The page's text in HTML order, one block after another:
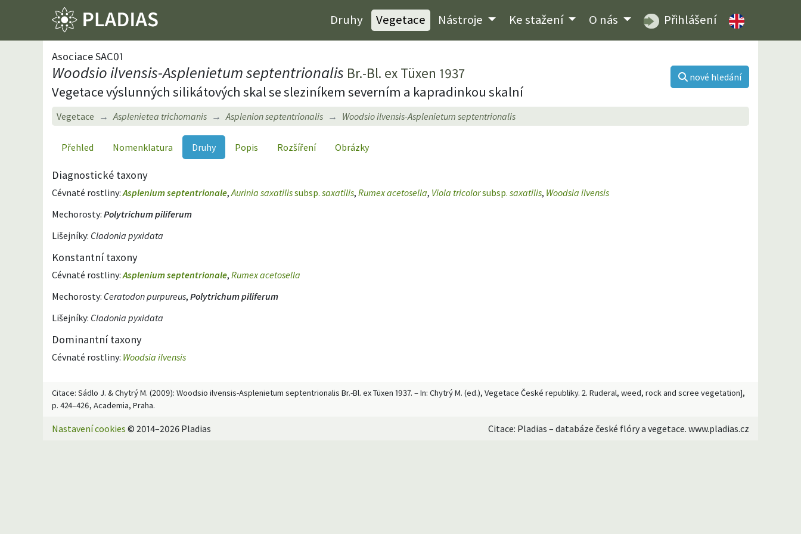
Druhy Vegetace Nástroje Ke stažení O nás Přihlášení
Asociace SAC01
Woodsio ilvensis-Asplenietum septentrionalis Br.-Bl. ex Tüxen 1937
Vegetace výslunných silikátových skal se sleziníkem severním a kapradinkou skalní
nové hledání
Vegetace Asplenietea trichomanis Asplenion septentrionalis Woodsio ilvensis-Asplenietum septentrionalis
Přehled Nomenklatura Druhy Popis Rozšíření Obrázky
Diagnostické taxony
Cévnaté rostliny:Asplenium septentrionale,Aurinia saxatilissubsp. saxatilis, Rumex acetosella, Viola tricolorsubsp. saxatilis, Woodsia ilvensis
Mechorosty: Polytrichum piliferum
Lišejníky: Cladonia pyxidata
Konstantní taxony
Cévnaté rostliny:Asplenium septentrionale, Rumex acetosella
Mechorosty: Ceratodon purpureus, Polytrichum piliferum
Lišejníky: Cladonia pyxidata
Dominantní taxony
Cévnaté rostliny: Woodsia ilvensis
Citace: Sádlo J. & Chytrý M. (2009): Woodsio ilvensis-Asplenietum septentrionalis Br.-Bl. ex Tüxen 1937. – In: Chytrý M. (ed.), Vegetace České republiky. 2. Ruderal, weed, rock and scree vegetation],
p. 424–426, Academia, Praha.
Nastavení cookies © 2014–2026 Pladias Citace: Pladias – databáze české flóry a vegetace. www.pladias.cz